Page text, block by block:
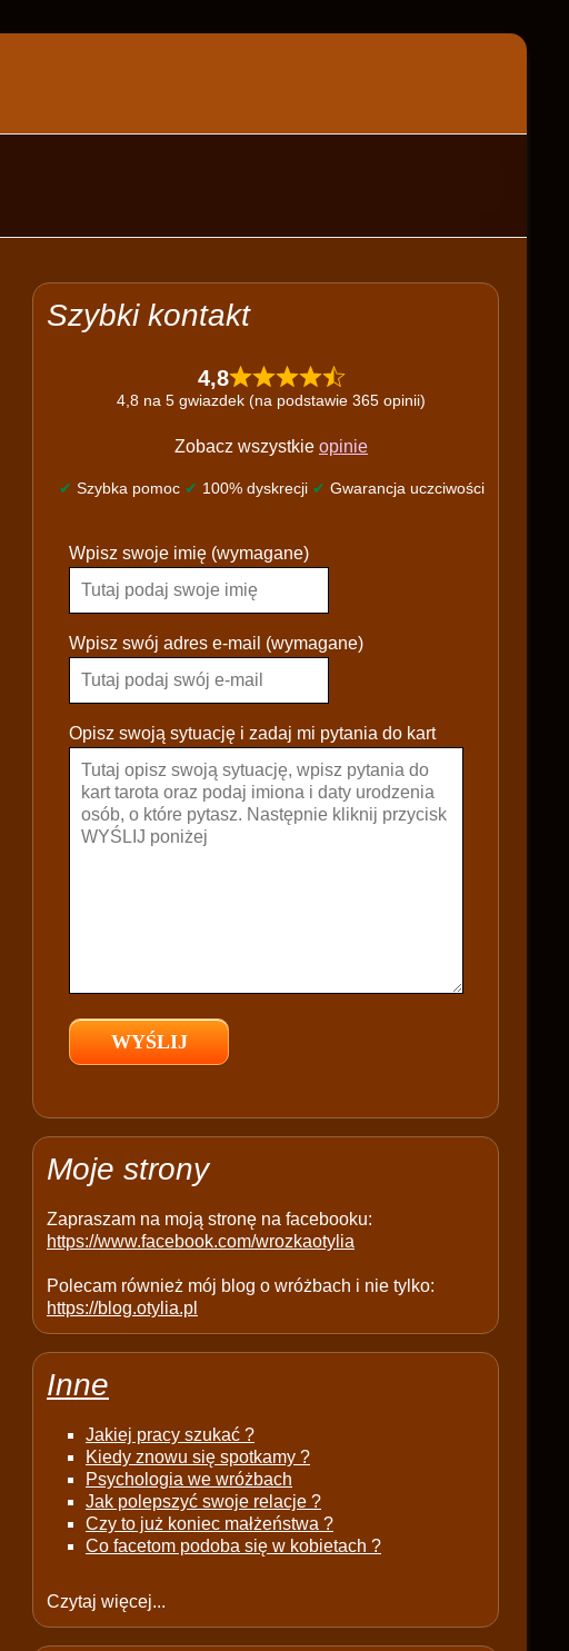
Szybki kontakt
4,8
4,8 na 5 gwiazdek (na podstawie 365 opinii)
Zobacz wszystkie opinie
✔ Szybka pomoc ✔ 100% dyskrecji ✔ Gwarancja uczciwości
l
a
s
e
a
e
e
p
y
Wpisz swoje imię (wymagane)
Wpisz swój adres e-mail (wymagane)
Opisz swoją sytuację i zadaj mi pytania do kart
Moje strony
Zapraszam na moją stronę na facebooku:
https://www.facebook.com/wrozkaotylia
Polecam również mój blog o wróżbach i nie tylko:
https://blog.otylia.pl
Inne
Jakiej pracy szukać ?
Kiedy znowu się spotkamy ?
Psychologia we wróżbach
Jak polepszyć swoje relacje ?
Czy to już koniec małżeństwa ?
Co facetom podoba się w kobietach ?
Czytaj więcej...